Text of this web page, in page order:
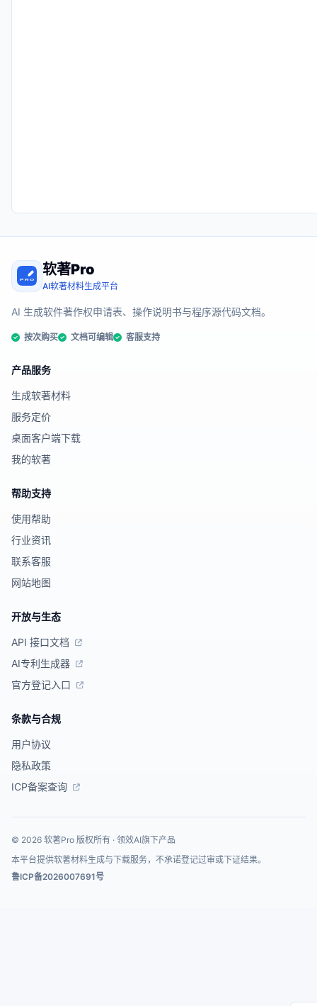
软著Pro
AI软著材料生成平台
AI 生成软件著作权申请表、操作说明书与程序源代码文档。
按次购买 文档可编辑 客服支持
产品服务
生成软著材料
服务定价
桌面客户端下载
我的软著
帮助支持
使用帮助
行业资讯
联系客服
网站地图
开放与生态
API 接口文档
AI专利生成器
官方登记入口
条款与合规
用户协议
隐私政策
ICP备案查询
© 2026 软著Pro 版权所有 · 领效AI旗下产品
本平台提供软著材料生成与下载服务，不承诺登记过审或下证结果。
鲁ICP备2026007691号